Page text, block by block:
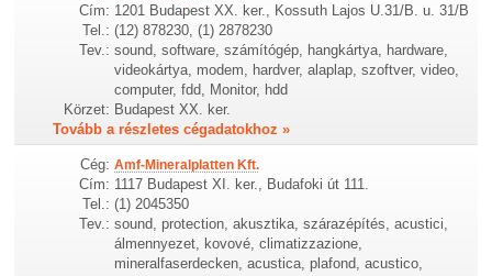
Cím: 1201 Budapest XX. ker., Kossuth Lajos U.31/B. u. 31/B
Tel.: (12) 878230, (1) 2878230
Tev.: sound, software, számítógép, hangkártya, hardware,
videokártya, modem, hardver, alaplap, szoftver, video,
computer, fdd, Monitor, hdd
Körzet: Budapest XX. ker.
Tovább a részletes cégadatokhoz »
Cég: Amf-Mineralplatten Kft.
Cím: 1117 Budapest XI. ker., Budafoki út 111.
Tel.: (1) 2045350
Tev.: sound, protection, akusztika, szárazépítés, acustici,
álmennyezet, kovové, climatizzazione,
mineralfaserdecken, acustica, plafond, acustico,